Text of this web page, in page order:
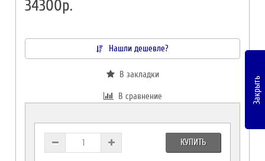
34300р.
Нашли дешевле?
В закладки
В сравнение
КУПИТЬ
Закрыть